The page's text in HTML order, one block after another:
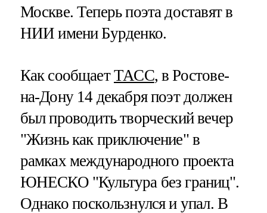
Москве. Теперь поэта доставят в
НИИ имени Бурденко.
Как сообщаетТАСС, в Ростове-
на-Дону 14 декабря поэт должен
был проводить творческий вечер
"Жизнь как приключение" в
рамках международного проекта
ЮНЕСКО "Культура без границ".
Однако поскользнулся и упал. В